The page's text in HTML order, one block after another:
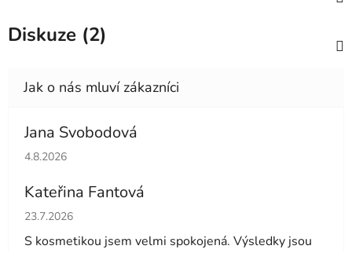
Diskuze (2)
Jana Svobodová
Hodnocení obchodu je 5 z 5 hvězdiček.
4.8.2026
Kateřina Fantová
Hodnocení obchodu je 5 z 5 hvězdiček.
23.7.2026
S kosmetikou jsem velmi spokojená. Výsledky jsou